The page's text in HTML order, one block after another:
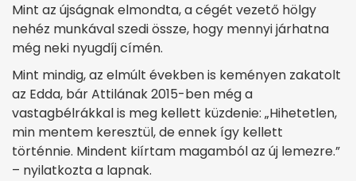
Mint az újságnak elmondta, a cégét vezető hölgy
nehéz munkával szedi össze, hogy mennyi járhatna
még neki nyugdíj címén.
Mint mindig, az elmúlt években is keményen zakatolt
az Edda, bár Attilának 2015-ben még a
vastagbélrákkal is meg kellett küzdenie: „Hihetetlen,
min mentem keresztül, de ennek így kellett
történnie. Mindent kiírtam magamból az új lemezre.”
– nyilatkozta a lapnak.